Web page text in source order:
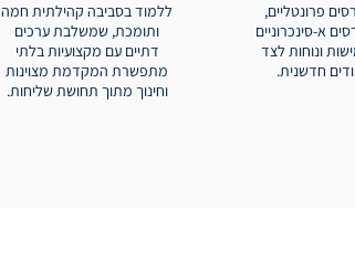
פרונטליים,
א-סינכרוניים
ונוחות לצד
חדשנית.
ללמוד בסביבה קהילתית חמה
ותומכת, שמשלבת ערכים
דתיים עם מקצועיות בלתי
מתפשרת המקדמת מצוינות
וחינוך מתוך תחושת שליחות.